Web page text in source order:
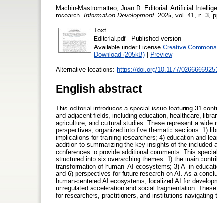
Machin-Mastromatteo, Juan D.
Editorial: Artificial
research. Information Development , 2025, vol. 41, n. 3,
Text
Editorial.pdf- Published version
Available under License Creative
Download (205kB) | Preview
Alternative locations: https://doi.org/10.1177/
English abstract
This editorial introduces a special issue featuring 31
and adjacent fields, including education, healthcare,
agriculture, and cultural studies. These represent a
perspectives, organized into five thematic sections: 1)
implications for training researchers; 4) education and
addition to summarizing the key insights of the included
conferences to provide additional comments. This
structured into six overarching themes: 1) the main
transformation of human–AI ecosystems; 3) AI in
and 6) perspectives for future research on AI. As a
human-centered AI ecosystems; localized AI for
unregulated acceleration and social fragmentation.
for researchers, practitioners, and institutions navigating